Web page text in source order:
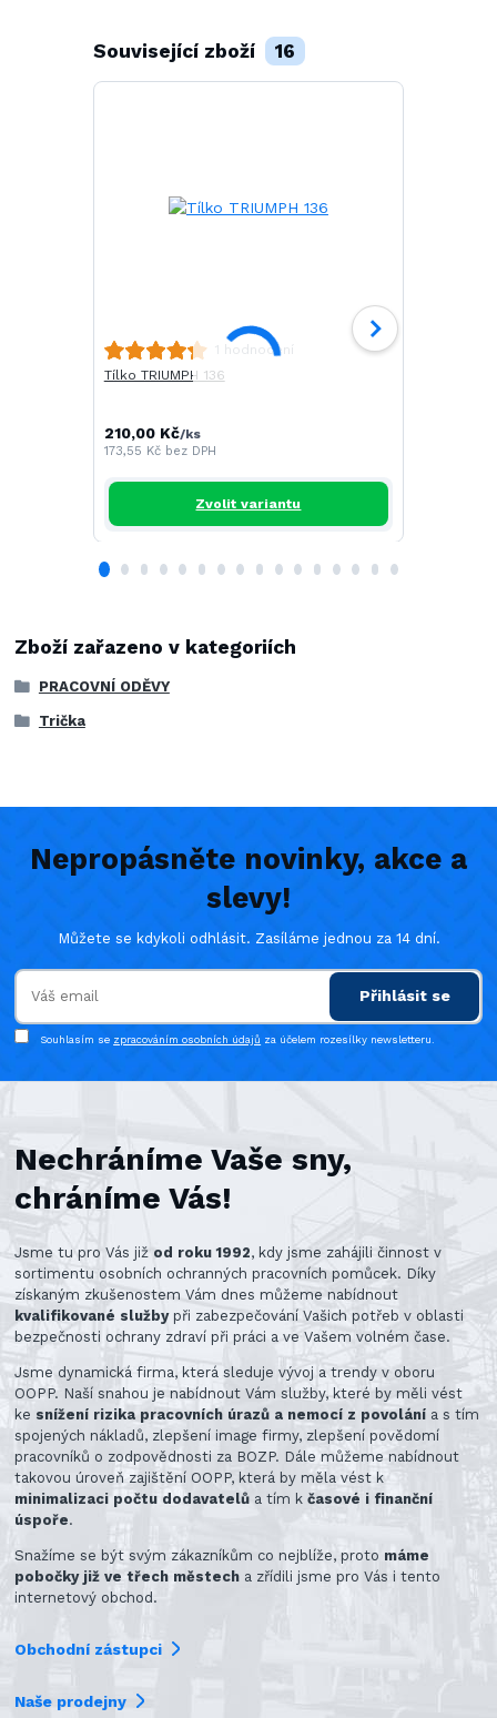
Související zboží 16
1 hodnocení
Tílko TRIUMPH 136
210,00 Kč/ks
173,55 Kč bez DPH
Zvolit variantu
Zboží zařazeno v kategoriích
PRACOVNÍ ODĚVY
Trička
Nepropásněte novinky, akce a
slevy!
Můžete se kdykoli odhlásit. Zasíláme jednou za 14 dní.
Přihlásit se
Souhlasím se zpracováním osobních údajů za účelem rozesílky newsletteru.
Nechráníme Vaše sny,
chráníme Vás!
Jsme tu pro Vás již od roku 1992, kdy jsme zahájili činnost v
sortimentu osobních ochranných pracovních pomůcek. Díky
získaným zkušenostem Vám dnes můžeme nabídnout
kvalifikované službypři zabezpečování Vašich potřeb v oblasti
bezpečnosti ochrany zdraví při práci a ve Vašem volném čase.
Jsme dynamická firma, která sleduje vývoj a trendy v oboru
OOPP. Naší snahou je nabídnout Vám služby, které by měli vést
ke snížení rizika pracovních úrazů a nemocí z povolání a s tím
spojených nákladů, zlepšení image firmy, zlepšení povědomí
pracovníků o zodpovědnosti za BOZP. Dále můžeme nabídnout
takovou úroveň zajištění OOPP, která by měla vést k
minimalizaci počtu dodavatelů a tím kčasové i finanční
úspoře.
Snažíme se být svým zákazníkům co nejblíže, proto máme
pobočky již ve třech městech a zřídili jsme pro Vás i tento
internetový obchod.
Obchodní zástupci
Naše prodejny